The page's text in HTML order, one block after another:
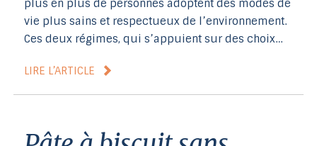
plus en plus de personnes adoptent des modes de
vie plus sains et respectueux de l’environnement.
Ces deux régimes, qui s’appuient sur des choix…
LIRE L’ARTICLE